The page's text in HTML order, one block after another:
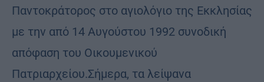
Παντοκράτορος στο αγιολόγιο της Εκκλησίας
με την από 14 Αυγούστου 1992 συνοδική
απόφαση του Οικουμενικού
Πατριαρχείου.Σήμερα, τα λείψανα